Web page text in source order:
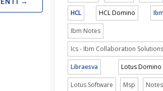
HCL HCL Domino Ibm
Ibm Notes
Ics - Ibm Collaboration
Libraesva Lotus Domino
Lotus Software Msp Notes